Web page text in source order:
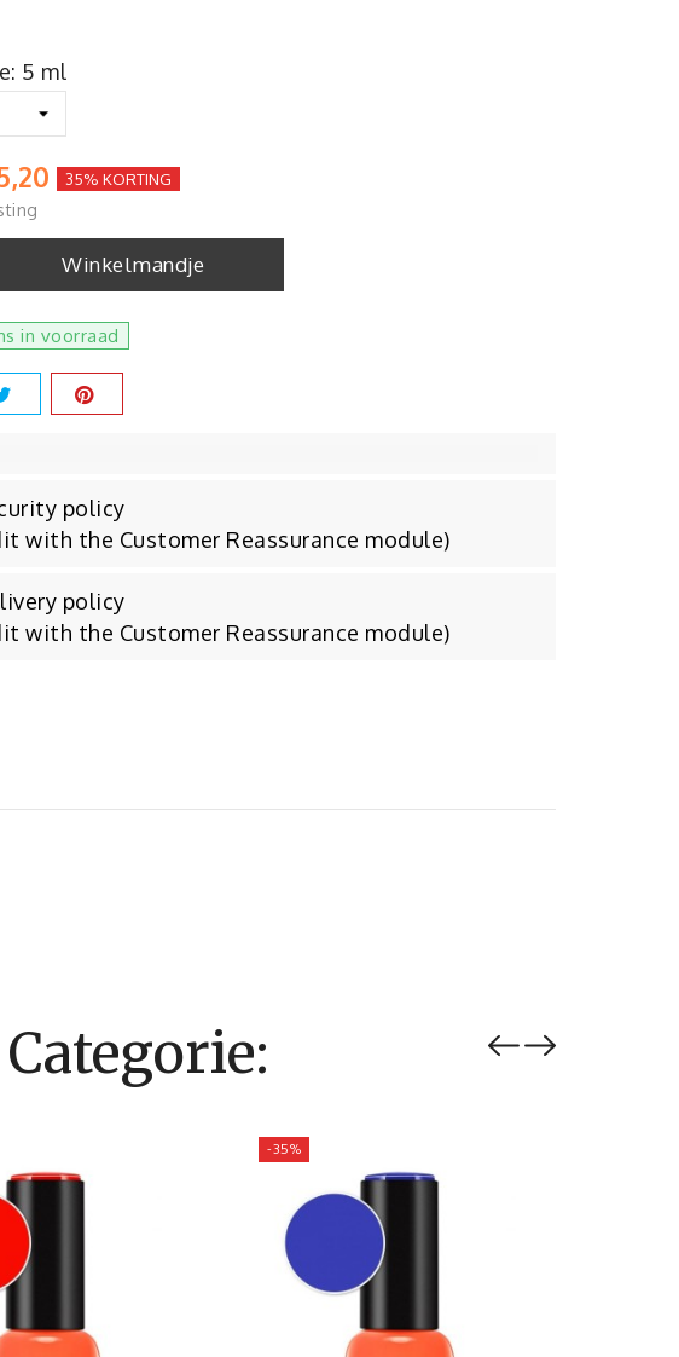
5 ml
35% KORTING
Winkelmandje
in voorraad
policy
with the Customer Reassurance module)
policy
with the Customer Reassurance module)
-35%